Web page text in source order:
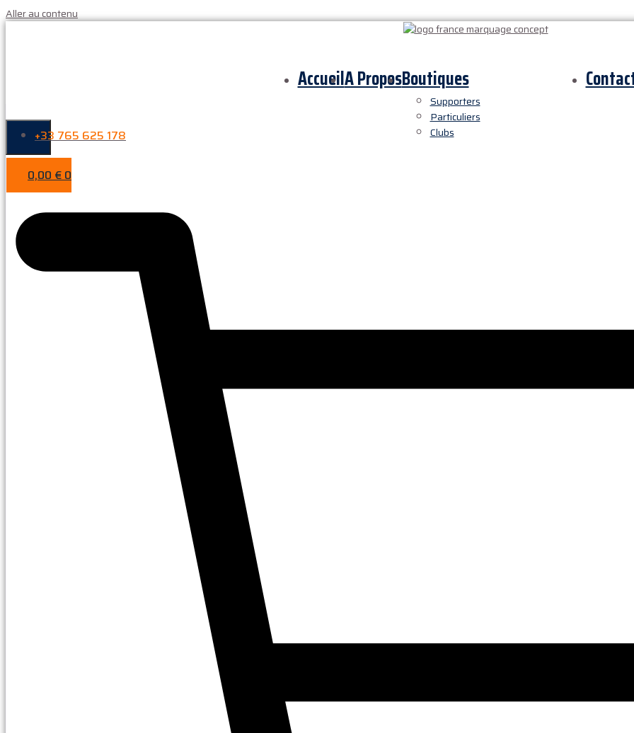
Aller au contenu
AccueilA ProposBoutiques
Supporters
Particuliers
Clubs
+33 765 625 178
0,00€0